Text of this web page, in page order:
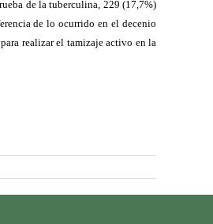
de la tuberculina, 229 (17,7%)
de lo ocurrido en el decenio
realizar el tamizaje activo en la